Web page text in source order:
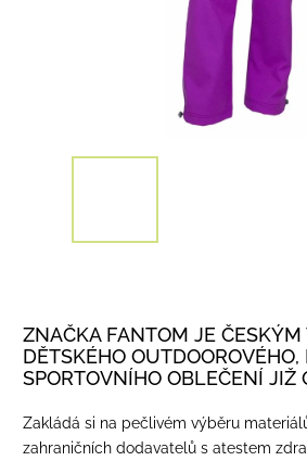
ZNAČKA FANTOM JE ČESKÝM
DĚTSKÉHO
SPORTOVNÍHO OBLEČENÍ JIŽ
Zakládá si na pečlivém výběru
zahraničních dodavatelů s atestem